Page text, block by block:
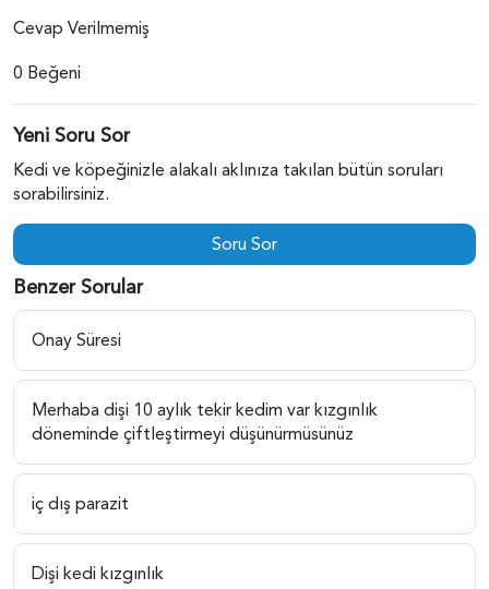
Cevap Verilmemiş
0 Beğeni
Yeni Soru Sor
Kedi ve köpeğinizle alakalı aklınıza takılan bütün soruları
sorabilirsiniz.
Soru Sor
Benzer Sorular
Onay Süresi
Merhaba dişi 10 aylık tekir kedim var kızgınlık
döneminde çiftleştirmeyi düşünürmüsünüz
iç dış parazit
Dişi kedi kızgınlık